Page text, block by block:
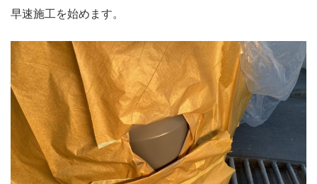
早速施工を始めます。